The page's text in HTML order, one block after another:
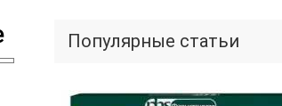
Популярные статьи